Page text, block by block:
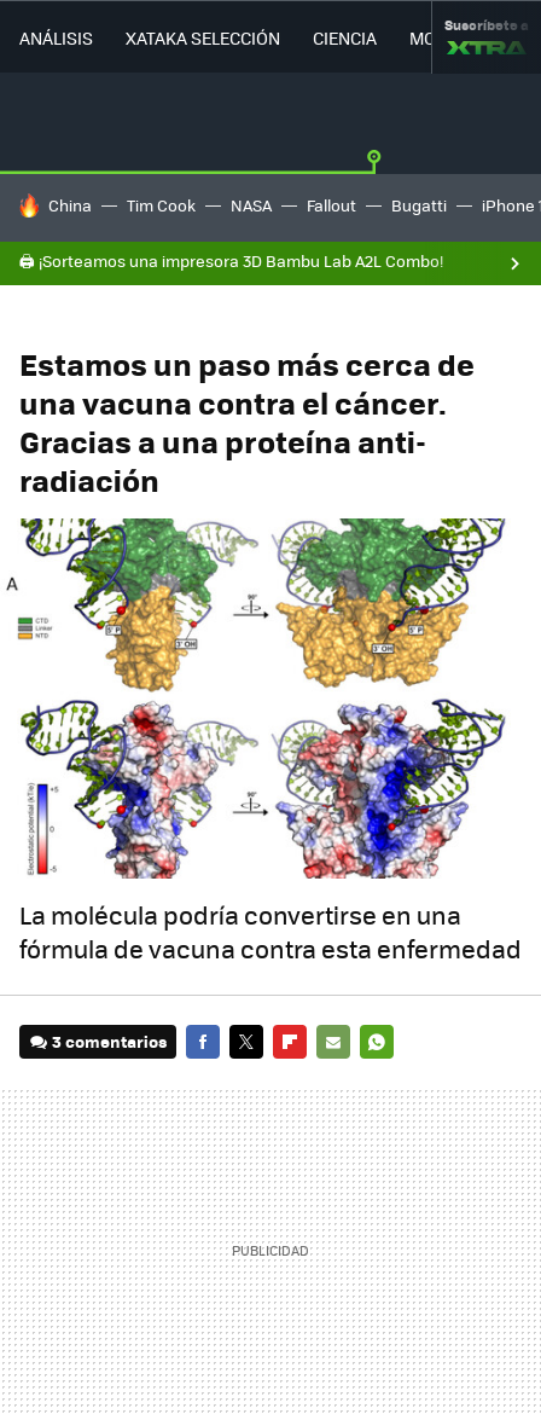
ANÁLISIS XATAKA SELECCIÓN CIENCIA MOVILIDAD
Suscríbete a
HOY SE HABLA DE
China Tim Cook NASA Fallout Bugatti iPhone
🖨️ ¡Sorteamos una impresora 3D Bambu Lab A2L Combo!
Estamos un paso más cerca de
una vacuna contra el cáncer.
Gracias a una proteína anti-
radiación
La molécula podría convertirse en una
fórmula de vacuna contra esta enfermedad
3 comentarios
MAIL